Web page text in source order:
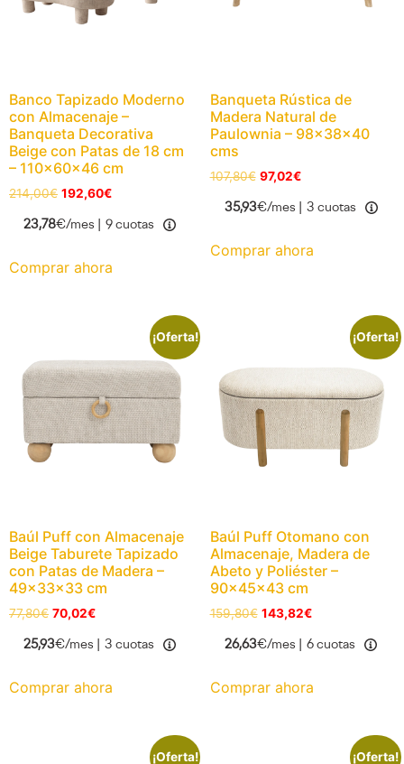
Banco Tapizado Moderno
con Almacenaje –
Banqueta Decorativa
Beige con Patas de 18 cm
– 110x60x46 cm
214,00€ 192,60€
23,78€/mes | 9 cuotas
Comprar ahora
Banqueta Rústica de
Madera Natural de
Paulownia – 98x38x40
cms
107,80€ 97,02€
35,93€/mes | 3 cuotas
Comprar ahora
¡Oferta!
Baúl Puff con Almacenaje
Beige Taburete Tapizado
con Patas de Madera –
49x33x33 cm
77,80€ 70,02€
25,93€/mes | 3 cuotas
Comprar ahora
¡Oferta!
Baúl Puff Otomano con
Almacenaje, Madera de
Abeto y Poliéster –
90x45x43 cm
159,80€ 143,82€
26,63€/mes | 6 cuotas
Comprar ahora
¡Oferta! ¡Oferta!